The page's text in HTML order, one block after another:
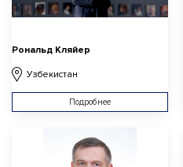
Рональд Кляйер
Узбекистан
Подробнее